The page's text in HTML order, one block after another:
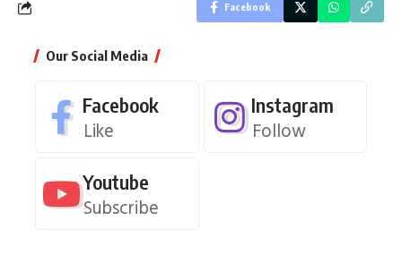
Facebook
Our Social Media
Facebook
Like
Instagram
Follow
Youtube
Subscribe